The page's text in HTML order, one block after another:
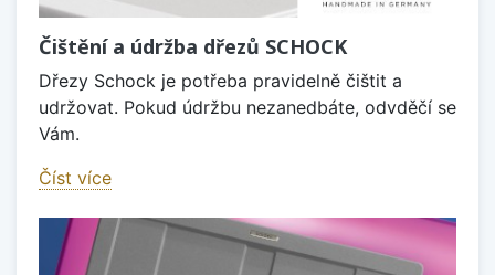
Čištění a údržba dřezů SCHOCK
Dřezy Schock je potřeba pravidelně čištit a
udržovat. Pokud údržbu nezanedbáte, odvděčí se
Vám.
Číst více